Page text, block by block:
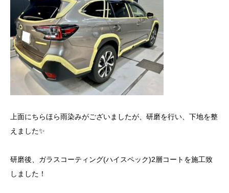
上面にちらほら雨染みがございましたが、研磨を行い、下地を整
えました✨
研磨後、ガラスコーティング(ハイスペック)2層コートを施工致
しました！